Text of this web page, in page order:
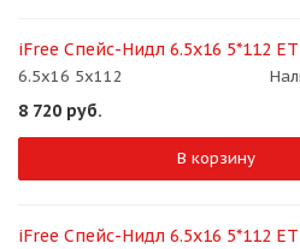
iFree Спейс-Нидл 6.5x16 5*112
6.5x16 5x112
8 720 руб.
В корзину
iFree Спейс-Нидл 6.5x16 5*112